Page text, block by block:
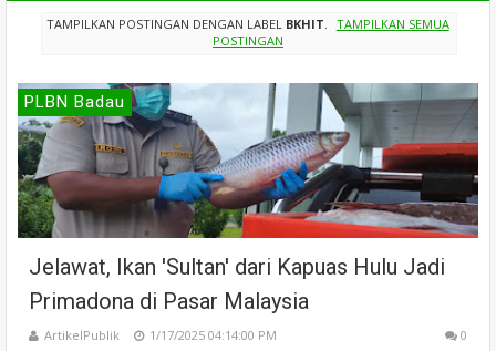
TAMPILKAN POSTINGAN DENGAN LABEL BKHIT. TAMPILKAN SEMUA
POSTINGAN
PLBN Badau
Jelawat, Ikan 'Sultan' dari Kapuas Hulu Jadi
Primadona di Pasar Malaysia
ArtikelPublik 1/17/2025 04:14:00 PM 0